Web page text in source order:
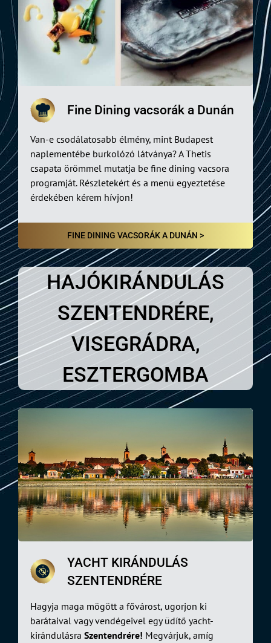
Fine Dining vacsorák a Dunán
Van-e csodálatosabb élmény, mint Budapest
naplementébe burkolózó látványa? A Thetis
csapata örömmel mutatja be fine dining vacsora
programját. Részletekért és a menü egyeztetése
érdekében kérem hívjon!
FINE DINING VACSORÁK A DUNÁN >
HAJÓKIRÁNDULÁS
SZENTENDRÉRE,
VISEGRÁDRA,
ESZTERGOMBA
YACHT KIRÁNDULÁS
SZENTENDRÉRE
Hagyja maga mögött a fővárost, ugorjon ki
barátaival vagy vendégeivel egy üdítő yacht-
kirándulásra Szentendrére! Megvárjuk, amíg